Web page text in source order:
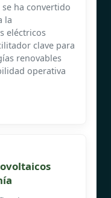
ha convertido
la
eléctricos
clave para
renovables
operativa